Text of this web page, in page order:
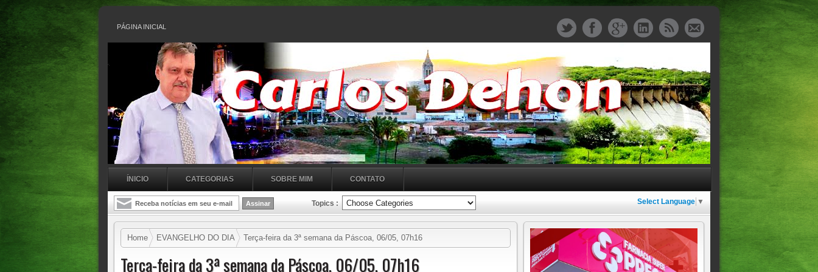
PÁGINA INICIAL
ÍNICIO CATEGORIAS SOBRE MIM CONTATO
Topics : Select Language ▼
Home EVANGELHO DO DIA Terça-feira da 3ª semana da Páscoa, 06/05, 07h16
Terça-feira da 3ª semana da Páscoa, 06/05, 07h16